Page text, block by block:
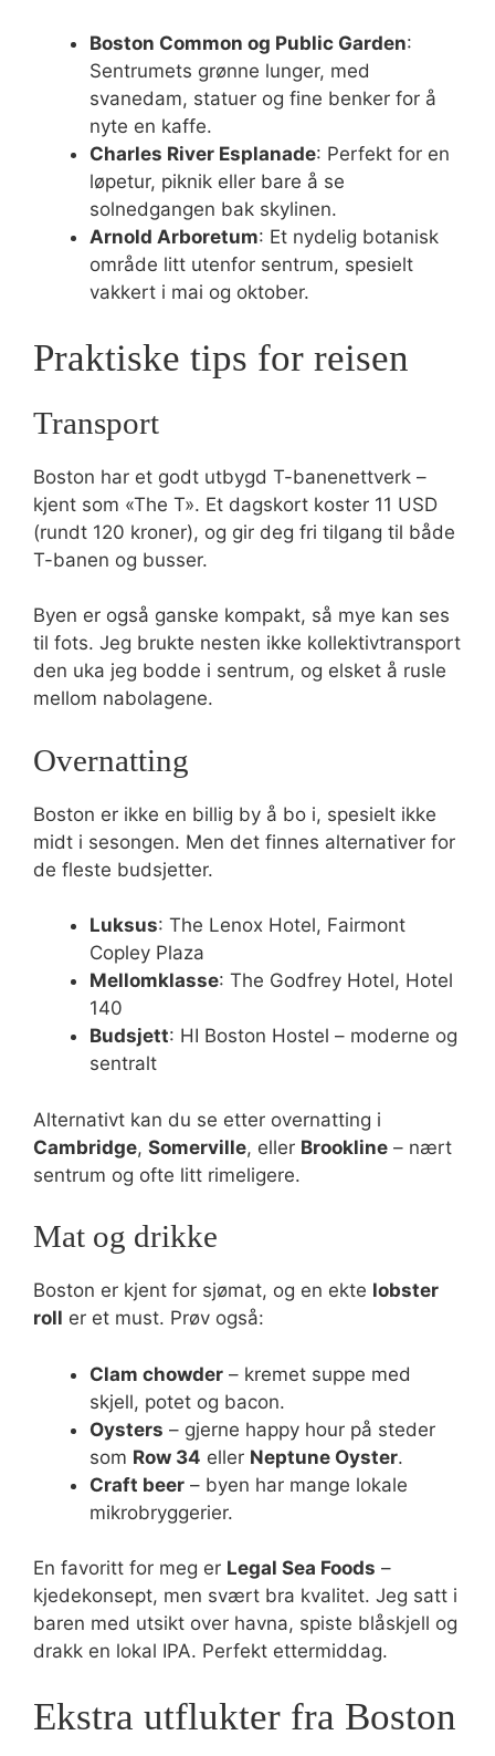
Boston Common og Public Garden:
Sentrumets grønne lunger, med
svanedam, statuer og fine benker for å
nyte en kaffe.
Charles River Esplanade: Perfekt for en
løpetur, piknik eller bare å se
solnedgangen bak skylinen.
Arnold Arboretum: Et nydelig botanisk
område litt utenfor sentrum, spesielt
vakkert i mai og oktober.
Praktiske tips for reisen
Transport
Boston har et godt utbygd T-banenettverk –
kjent som «The T». Et dagskort koster 11 USD
(rundt 120 kroner), og gir deg fri tilgang til både
T-banen og busser.
Byen er også ganske kompakt, så mye kan ses
til fots. Jeg brukte nesten ikke kollektivtransport
den uka jeg bodde i sentrum, og elsket å rusle
mellom nabolagene.
Overnatting
Boston er ikke en billig by å bo i, spesielt ikke
midt i sesongen. Men det finnes alternativer for
de fleste budsjetter.
Luksus: The Lenox Hotel, Fairmont
Copley Plaza
Mellomklasse: The Godfrey Hotel, Hotel
140
Budsjett: HI Boston Hostel – moderne og
sentralt
Alternativt kan du se etter overnatting i
Cambridge, Somerville, eller Brookline – nært
sentrum og ofte litt rimeligere.
Mat og drikke
Boston er kjent for sjømat, og en ekte lobster
roll er et must. Prøv også:
Clam chowder – kremet suppe med
skjell, potet og bacon.
Oysters – gjerne happy hour på steder
som Row 34 eller Neptune Oyster.
Craft beer – byen har mange lokale
mikrobryggerier.
En favoritt for meg er Legal Sea Foods –
kjedekonsept, men svært bra kvalitet. Jeg satt i
baren med utsikt over havna, spiste blåskjell og
drakk en lokal IPA. Perfekt ettermiddag.
Ekstra utflukter fra Boston